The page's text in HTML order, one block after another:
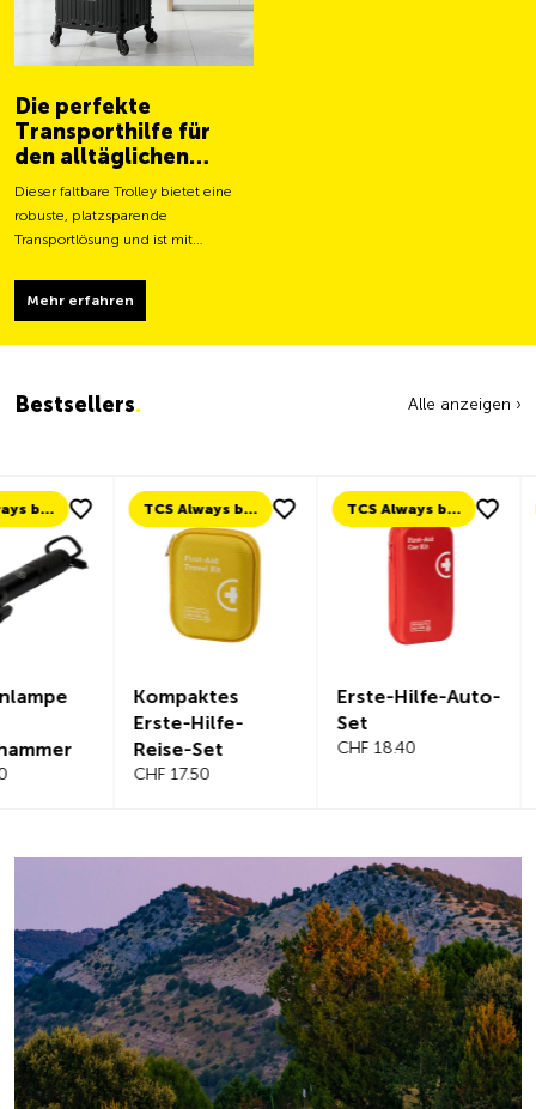
Die perfekte
Transporthilfe für
den alltäglichen
Gebrauch
Dieser faltbare Trolley bietet eine
robuste, platzsparende
Transportlösung und ist mit
Tragfähigkeit ausgestattet.
Mehr erfahren
Bestsellers. Alle anzeigen ›
TCS Always by my side
Kompaktes
Erste-Hilfe-
Reise-Set
TCS Always by my side
Erste-Hilfe-Auto-
Set